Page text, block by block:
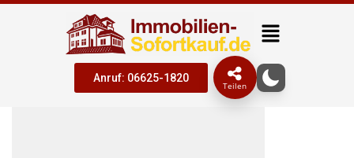
Anruf: 06625-1820
Teilen